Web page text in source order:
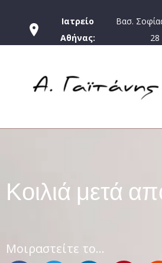
Ιατρείο
Αθήνας:
Βασ.
28
Κοιλιά μετά
Μοιραστείτε το...